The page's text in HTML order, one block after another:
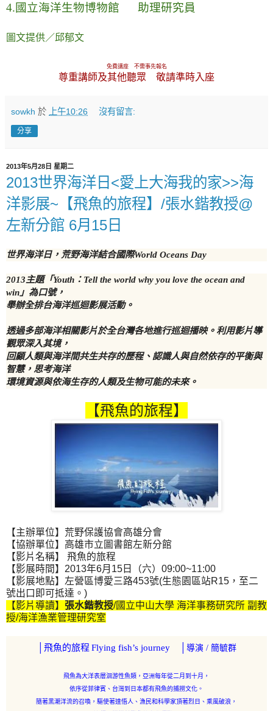
4.國立海洋生物博物館 助理研究員
圖文提供／邱郁文
免費講座 不需事先報名
尊重講師及其他聽眾 敬請準時入座
sowkh 於 上午10:26 沒有留言:
分享
2013年5月28日 星期二
2013世界海洋日<愛上大海我的家>>海
洋影展~【飛魚的旅程】/張水鍇教授@
左新分館 6月15日
世界海洋日，荒野海洋結合國際World Oceans Day
2013主題「Youth：Tell the world why you love the ocean and
win」為口號，
舉辦全排台海洋巡迴影展活動。
透過多部海洋相關影片於全台灣各地進行巡迴播映。利用影片導
觀眾深入其境，
回顧人類與海洋間共生共存的歷程、認識人與自然依存的平衡與
智慧，思考海洋
環境資源與依海生存的人類及生物可能的未來。
【飛魚的旅程】
【主辦單位】荒野保護協會高雄分會
【協辦單位】高雄市立圖書館左新分館
【影片名稱】 飛魚的旅程
【影展時間】2013年6月15日（六）09:00~11:00
【影展地點】左營區博愛三路453號(生態園區站R15，至二
號出口即可抵達。)
【影片導讀】 張水鍇教授/國立中山大學 海洋事務研究所 副教
授/海洋漁業管理研究室
│飛魚的旅程 Flying fish’s journey 導演 / 簡毓群
飛魚為大洋表層洄游性魚類，亞洲每年從二月到十月，
依序從菲律賓、台灣到日本都有飛魚的捕撈文化。
隨著黑潮洋流的召喚，驅使著達悟人、漁民和科學家頂著烈日、乘風破浪，